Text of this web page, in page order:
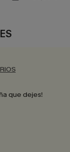
que dejes!